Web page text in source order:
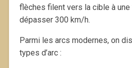
flèches filent vers la cible à
dépasser 300 km/h.
Parmi les arcs modernes, on
types d’arc :